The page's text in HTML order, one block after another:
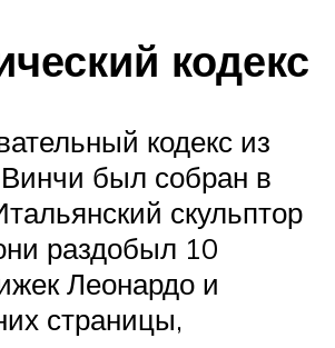
кодекс
кодекс из
был собран в
скульптор
раздобыл 10
Леонардо и
страницы,